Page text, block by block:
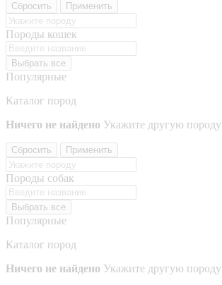
Сбросить Применить
Породы кошек
Выбрать все
Популярные
Каталог пород
Ничего не найдено Укажите другую породу
Сбросить Применить
Породы собак
Выбрать все
Популярные
Каталог пород
Ничего не найдено Укажите другую породу